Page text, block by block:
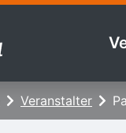
Veranstalter